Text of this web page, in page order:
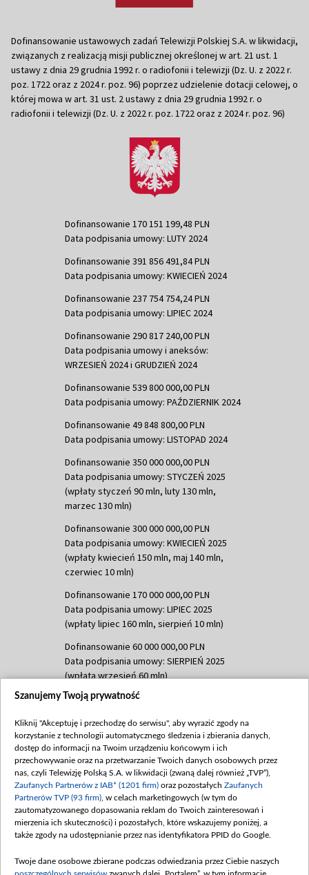
Dofinansowanie ustawowych zadań Telewizji Polskiej S.A. w likwidacji,
związanych z realizacją misji publicznej określonej w art. 21 ust. 1
ustawy z dnia 29 grudnia 1992 r. o radiofonii i telewizji (Dz. U. z 2022 r.
poz. 1722 oraz z 2024 r. poz. 96) poprzez udzielenie dotacji celowej, o
której mowa w art. 31 ust. 2 ustawy z dnia 29 grudnia 1992 r. o
radiofonii i telewizji (Dz. U. z 2022 r. poz. 1722 oraz z 2024 r. poz. 96)
Dofinansowanie 170 151 199,48 PLN
Data podpisania umowy: LUTY 2024
Dofinansowanie 391 856 491,84 PLN
Data podpisania umowy: KWIECIEŃ 2024
Dofinansowanie 237 754 754,24 PLN
Data podpisania umowy: LIPIEC 2024
Dofinansowanie 290 817 240,00 PLN
Data podpisania umowy i aneksów:
WRZESIEŃ 2024 i GRUDZIEŃ 2024
Dofinansowanie 539 800 000,00 PLN
Data podpisania umowy: PAŹDZIERNIK 2024
Dofinansowanie 49 848 800,00 PLN
Data podpisania umowy: LISTOPAD 2024
Dofinansowanie 350 000 000,00 PLN
Data podpisania umowy: STYCZEŃ 2025
(wpłaty styczeń 90 mln, luty 130 mln,
marzec 130 mln)
Dofinansowanie 300 000 000,00 PLN
Data podpisania umowy: KWIECIEŃ 2025
(wpłaty kwiecień 150 mln, maj 140 mln,
czerwiec 10 mln)
Dofinansowanie 170 000 000,00 PLN
Data podpisania umowy: LIPIEC 2025
(wpłaty lipiec 160 mln, sierpień 10 mln)
Dofinansowanie 60 000 000,00 PLN
Data podpisania umowy: SIERPIEŃ 2025
(wpłata wrzesień 60 mln)
Dofinansowanie 635 783 051,21 PLN
(wpłata wrzesień 100 mln, październik 350
mln, listopad 265 mln)
Dofinansowanie 48 862 000,00 PLN
Data podpisania umowy: GRUDZIEŃ 2025
(wpłata grudzień 60,548 mln)
Dofinansowanie 900 000 000,00 PLN
Data podpisania umowy: LUTY 2026 (wpłata
kwiecień 180 mln, 7 maja 180 mln, 8
Szanujemy Twoją prywatność
Kliknij "Akceptuję i przechodzę do serwisu", aby wyrazić zgody na
korzystanie z technologii automatycznego śledzenia i zbierania danych,
dostęp do informacji na Twoim urządzeniu końcowym i ich
przechowywanie oraz na przetwarzanie Twoich danych osobowych przez
nas, czyli Telewizję Polską S.A. w likwidacji (zwaną dalej również „TVP”),
Zaufanych Partnerów z IAB* (1201 firm) oraz pozostałych Zaufanych
Partnerów TVP (93 firm) , w celach marketingowych (w tym do
zautomatyzowanego dopasowania reklam do Twoich zainteresowań i
mierzenia ich skuteczności) i pozostałych, które wskazujemy poniżej, a
także zgody na udostępnianie przez nas identyfikatora PPID do Google.
Twoje dane osobowe zbierane podczas odwiedzania przez Ciebie naszych